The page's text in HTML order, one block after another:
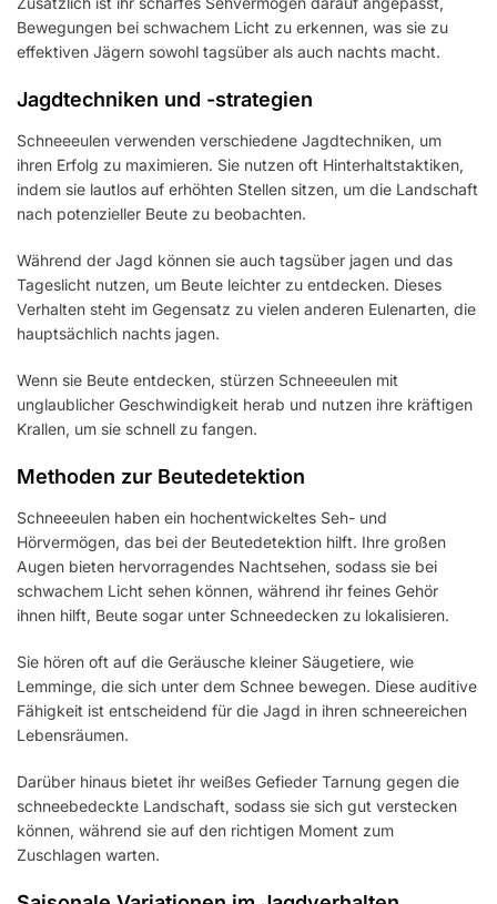
Bewegungen bei schwachem Licht zu erkennen, was sie zu
effektiven Jägern sowohl tagsüber als auch nachts macht.
Jagdtechniken und -strategien
Schneeeulen verwenden verschiedene Jagdtechniken, um
ihren Erfolg zu maximieren. Sie nutzen oft Hinterhaltstaktiken,
indem sie lautlos auf erhöhten Stellen sitzen, um die Landschaft
nach potenzieller Beute zu beobachten.
Während der Jagd können sie auch tagsüber jagen und das
Tageslicht nutzen, um Beute leichter zu entdecken. Dieses
Verhalten steht im Gegensatz zu vielen anderen Eulenarten, die
hauptsächlich nachts jagen.
Wenn sie Beute entdecken, stürzen Schneeeulen mit
unglaublicher Geschwindigkeit herab und nutzen ihre kräftigen
Krallen, um sie schnell zu fangen.
Methoden zur Beutedetektion
Schneeeulen haben ein hochentwickeltes Seh- und
Hörvermögen, das bei der Beutedetektion hilft. Ihre großen
Augen bieten hervorragendes Nachtsehen, sodass sie bei
schwachem Licht sehen können, während ihr feines Gehör
ihnen hilft, Beute sogar unter Schneedecken zu lokalisieren.
Sie hören oft auf die Geräusche kleiner Säugetiere, wie
Lemminge, die sich unter dem Schnee bewegen. Diese auditive
Fähigkeit ist entscheidend für die Jagd in ihren schneereichen
Lebensräumen.
Darüber hinaus bietet ihr weißes Gefieder Tarnung gegen die
schneebedeckte Landschaft, sodass sie sich gut verstecken
können, während sie auf den richtigen Moment zum
Zuschlagen warten.